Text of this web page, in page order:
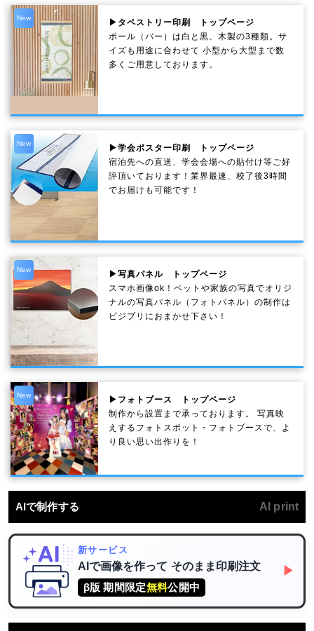
New
▶タペストリー印刷 トップページ
ポール（バー）は白と黒、木製の3種類。サ
イズも用途に合わせて 小型から大型まで数
多くご用意しております。
New
▶学会ポスター印刷 トップページ
宿泊先への直送、学会会場への貼付け等ご好
評頂いております！業界最速、校了後3時間
でお届けも可能です！
New
▶写真パネル トップページ
スマホ画像ok！ペットや家族の写真でオリジ
ナルの写真パネル（フォトパネル）の制作は
ビジプリにおまかせ下さい！
New
▶フォトブース トップページ
制作から設置まで承っております。 写真映
えするフォトスポット・フォトブースで、よ
り良い思い出作りを！
AIで制作する AI print
新サービス
AIで画像を作って そのまま印刷注文
β版 期間限定無料公開中
▶